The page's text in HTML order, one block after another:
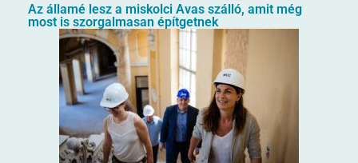
Az államé lesz a miskolci Avas szálló, amit még
most is szorgalmasan építgetnek